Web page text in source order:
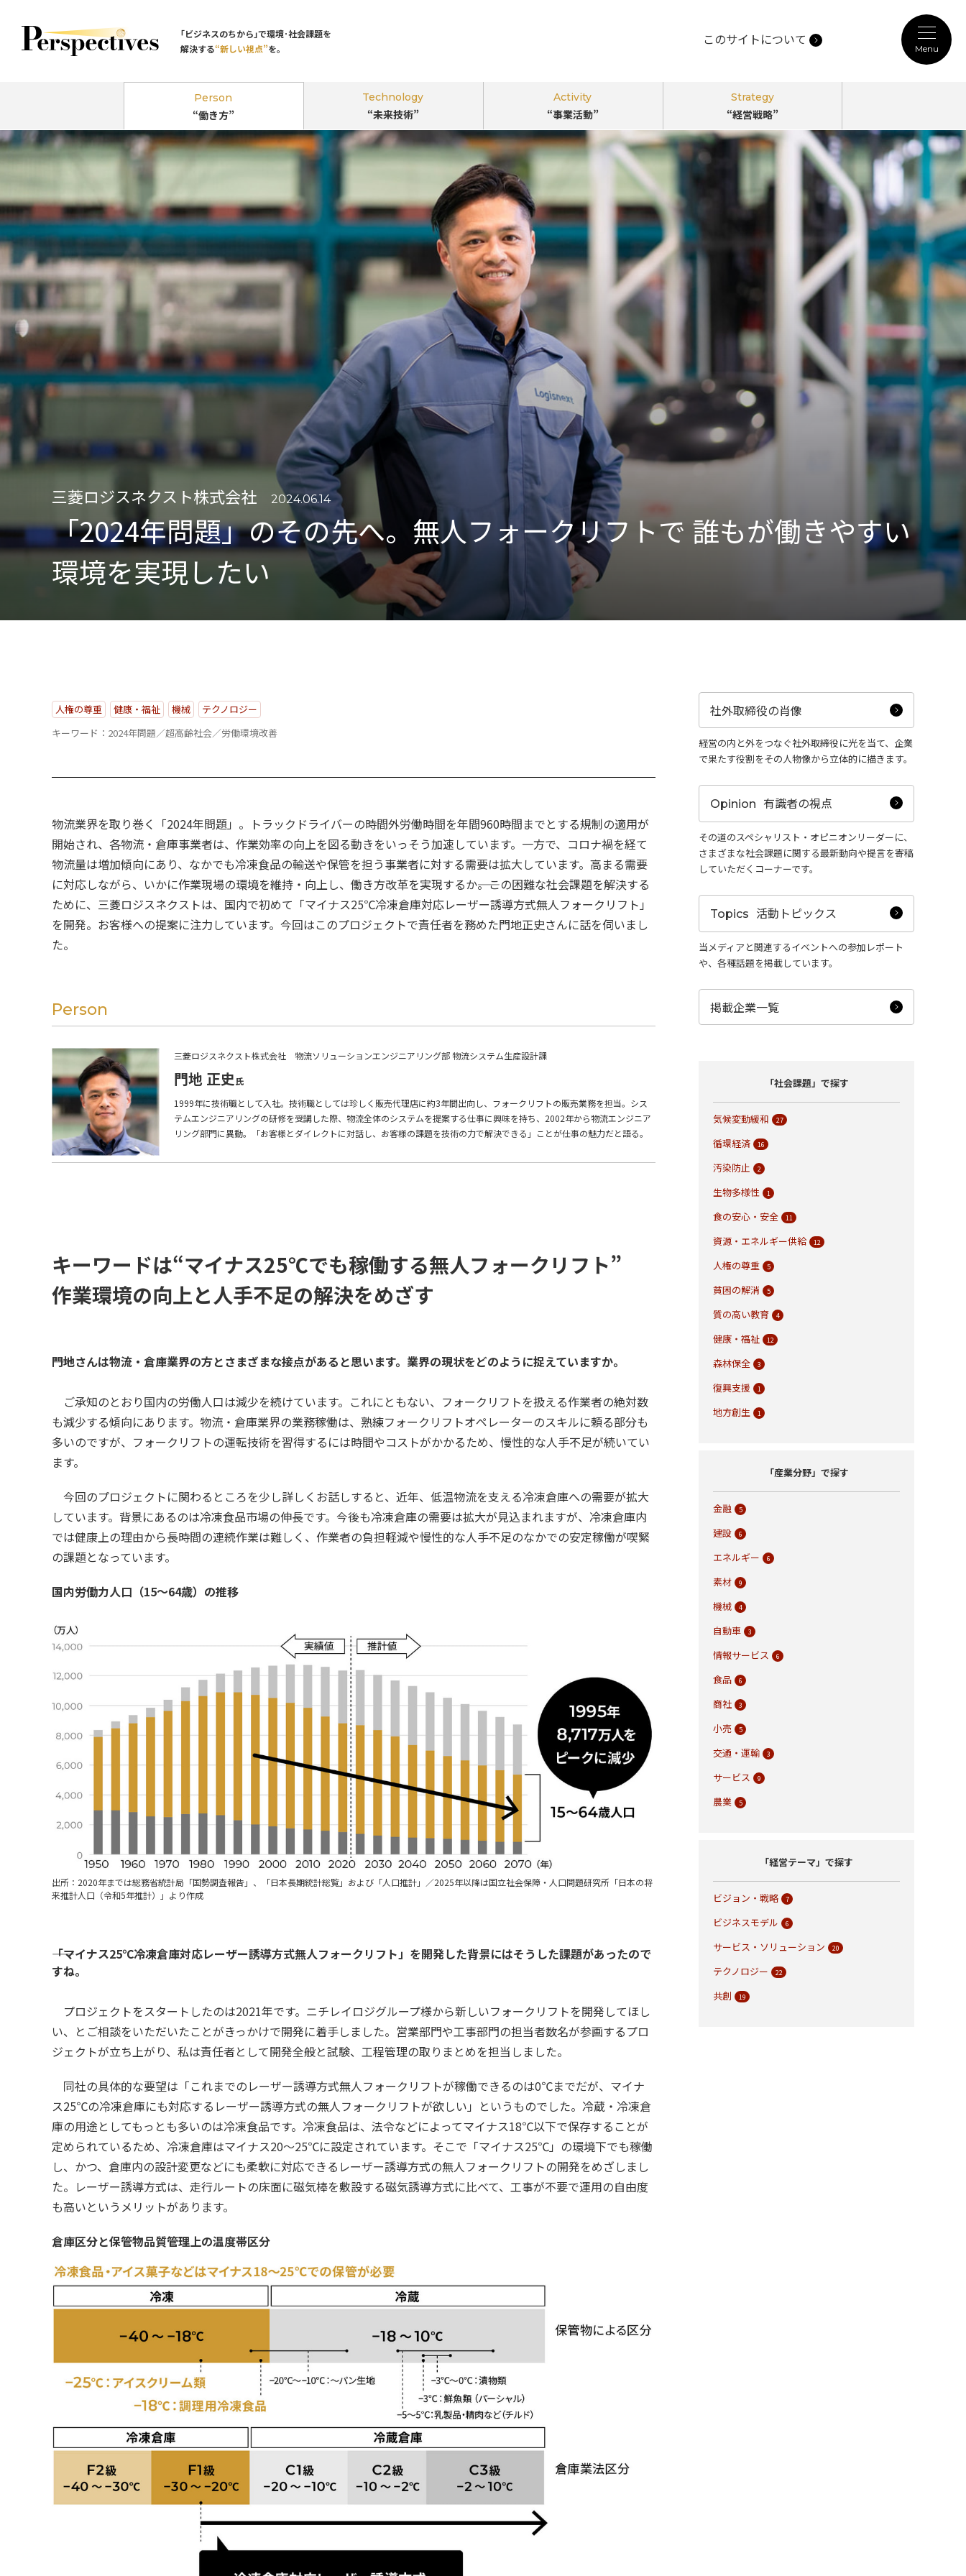
｢ビジネスのちから｣で環境･社会課題を
解決する“新しい視点”を。
このサイトについて
Person
“働き方”
Technology
“未来技術”
Activity
“事業活動”
Strategy
“経営戦略”
Menu
記事カテゴリ
Person
“働き方” のPerspectives
Technology
“未来技術” のPerspectives
Activity
“事業活動”のPerspectives
Strategy
“経営戦略”
社外取締役の肖像
活動トピックス
｢ビジネスのちから｣で環境･社会課題を
“新しい視点”を。
このサイトについて
掲載企業一覧
運営会社
三菱ロジスネクスト株式会社 2024.06.14
「2024年問題」のその先へ。無人フォークリフトで 誰もが働きやすい
環境を実現したい
人権の尊重 健康・福祉 機械
テクノロジー
キーワード：2024年問題／超高齢社会／労働環境改善
物流業界を取り巻く「2024年問題」。トラックドライバーの時間外労働時間を年間960時間までとする規制の適用が
開始され、各物流・倉庫事業者は、作業効率の向上を図る動きをいっそう加速しています。一方で、コロナ禍を経て
物流量は増加傾向にあり、なかでも冷凍食品の輸送や保管を担う事業者に対する需要は拡大しています。高まる需要
に対応しながら、いかに作業現場の環境を維持・向上し、働き方改革を実現するか――。この困難な社会課題を解決する
ために、三菱ロジスネクストは、国内で初めて「マイナス25℃冷凍倉庫対応レーザー誘導方式無人フォークリフト」
を開発。お客様への提案に注力しています。今回はこのプロジェクトで責任者を務めた門地正史さんに話を伺いまし
た。
Person
三菱ロジスネクスト株式会社 物流ソリューションエンジニアリング部 物流システム生産設計課
門地 正史
1999年に技術職として入社。技術職としては珍しく販売代理店に約3年間出向し、フォークリフトの販売業務を担当。シス
テムエンジニアリングの研修を受講した際、物流全体のシステムを提案する仕事に興味を持ち、2002年から物流エンジニア
リング部門に異動。「お客様とダイレクトに対話し、お客様の課題を技術の力で解決できる」ことが仕事の魅力だと語る。
キーワードは“マイナス25℃でも稼働する無人フォークリフト”
作業環境の向上と人手不足の解決をめざす
――門地さんは物流・倉庫業界の方とさまざまな接点があると思います。業界の現状をどのように捉えていますか。
ご承知のとおり国内の労働人口は減少を続けています。これにともない、フォークリフトを扱える作業者の絶対数
も減少する傾向にあります。物流・倉庫業界の業務稼働は、熟練フォークリフトオペレーターのスキルに頼る部分も
多いのですが、フォークリフトの運転技術を習得するには時間やコストがかかるため、慢性的な人手不足が続いてい
ます。
今回のプロジェクトに関わるところを少し詳しくお話しすると、近年、低温物流を支える冷凍倉庫への需要が拡大
しています。背景にあるのは冷凍食品市場の伸長です。今後も冷凍倉庫の需要は拡大が見込まれますが、冷凍倉庫内
では健康上の理由から長時間の連続作業は難しく、作業者の負担軽減や慢性的な人手不足のなかでの安定稼働が喫緊
の課題となっています。
国内労働力人口（15～64歳）の推移
出所：2020年までは総務省統計局「国勢調査報告」、「日本長期統計総覧」および「人口推計」／2025年以降は国立社会保障・人口問題研究所「日本の将
来推計人口（令和5年推計）」より作成
――「マイナス25℃冷凍倉庫対応レーザー誘導方式無人フォークリフト」を開発した背景にはそうした課題があったので
すね。
プロジェクトをスタートしたのは2021年です。ニチレイロジグループ様から新しいフォークリフトを開発してほし
い、とご相談をいただいたことがきっかけで開発に着手しました。営業部門や工事部門の担当者数名が参画するプロ
ジェクトが立ち上がり、私は責任者として開発全般と試験、工程管理の取りまとめを担当しました。
同社の具体的な要望は「これまでのレーザー誘導方式無人フォークリフトが稼働できるのは0℃までだが、マイナ
ス25℃の冷凍倉庫にも対応するレーザー誘導方式の無人フォークリフトが欲しい」というものでした。冷蔵・冷凍倉
庫の用途としてもっとも多いのは冷凍食品です。冷凍食品は、法令などによってマイナス18℃以下で保存することが
定められているため、冷凍倉庫はマイナス20～25℃に設定されています。そこで「マイナス25℃」の環境下でも稼働
し、かつ、倉庫内の設計変更などにも柔軟に対応できるレーザー誘導方式の無人フォークリフトの開発をめざしまし
た。レーザー誘導方式は、走行ルートの床面に磁気棒を敷設する磁気誘導方式に比べて、工事が不要で運用の自由度
も高いというメリットがあります。
倉庫区分と保管物品質管理上の温度帯区分
社外取締役の肖像
経営の内と外をつなぐ社外取締役に光を当て、企業
で果たす役割をその人物像から立体的に描きます。
Opinion 有識者の視点
その道のスペシャリスト・オピニオンリーダーに、
さまざまな社会課題に関する最新動向や提言を寄稿
していただくコーナーです。
Topics 活動トピックス
当メディアと関連するイベントへの参加レポート
や、各種話題を掲載しています。
掲載企業一覧
「社会課題」で探す
気候変動緩和 27
循環経済 16
汚染防止 2
生物多様性 1
食の安心・安全 11
資源・エネルギー供給 12
人権の尊重 5
貧困の解消 5
質の高い教育 4
健康・福祉 12
森林保全 3
復興支援 1
地方創生 1
「産業分野」で探す
金融 5
建設 6
エネルギー 6
素材 9
機械 4
自動車 3
情報サービス 6
食品 6
商社 3
小売 5
交通・運輸 3
サービス 9
農業 5
「経営テーマ」で探す
ビジョン・戦略 7
ビジネスモデル 6
サービス・ソリューション 20
テクノロジー 22
共創 19